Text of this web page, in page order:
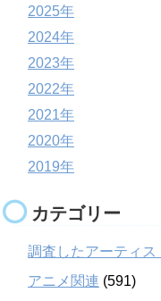
2025年
2024年
2023年
2022年
2021年
2020年
2019年
カテゴリー
調査したアーティス
アニメ関連 (591)